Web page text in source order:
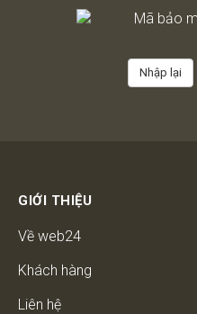
GIỚI THIỆU
Về web24
Khách hàng
Liên hệ